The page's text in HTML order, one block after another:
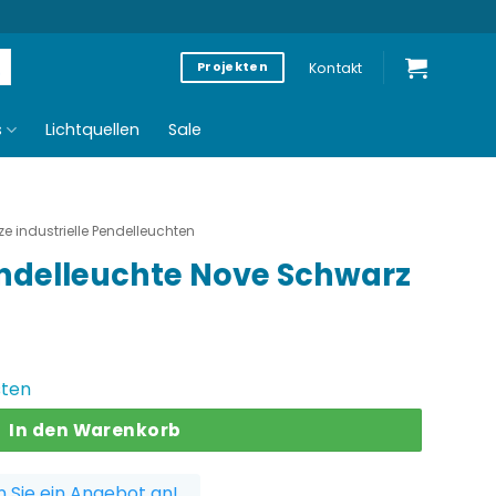
Projekten Kontakt
Lichtquellen Sale
industrielle Pendelleuchten
Nove Schwarz
53,96 €.
In den Warenkorb